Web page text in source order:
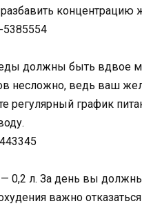
концентрацию
должны быть вдвое
несложно, ведь ваш
регулярный график
— 0,2 л. За день вы
важно